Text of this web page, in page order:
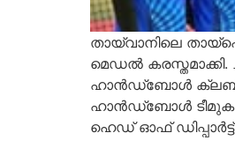
തായ്‍വാനിലെ
മെഡൽ കരസ്തമാക്കി.
ഹാൻഡ്‌ബോൾ ക്ലബ്‌
ഹാൻഡ്‌ബോൾ
ഹെഡ് ഓഫ്